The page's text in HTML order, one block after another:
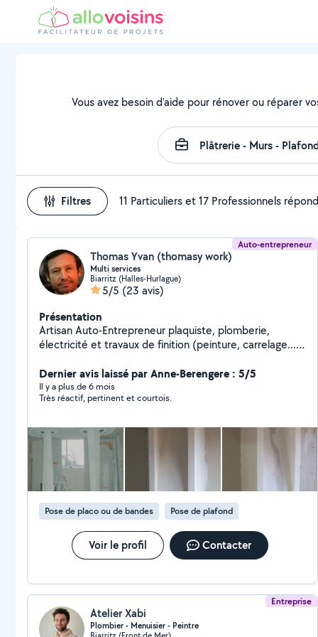
Vous avez besoin d'aide pour rénover ou réparer
Filtres 11 Particuliers et 17 Professionnels
Auto-entrepreneur
Thomas Yvan (thomasy work)
Multi services
Biarritz (Halles-Hurlague)
5/5 (23 avis)
Présentation
Artisan Auto-Entrepreneur plaquiste, plomberie,
électricité et travaux de finition (peinture, carrelage...)
répondre qu'aux demandes qui sont postées dans les
catégories que j'ai sélectionnées, si votre demande est
postée dans une autre catégorie, je n'y ai pas accès.
numéro renseigné dans mon profil.
Dernier avis laissé par Anne-Berengere : 5/5
Il y a plus de 6 mois
Très réactif, pertinent et courtois.
Pose de placo ou de bandes Pose de plafond
Voir le profil Contacter
Entreprise
Atelier Xabi
Plombier - Menuisier - Peintre